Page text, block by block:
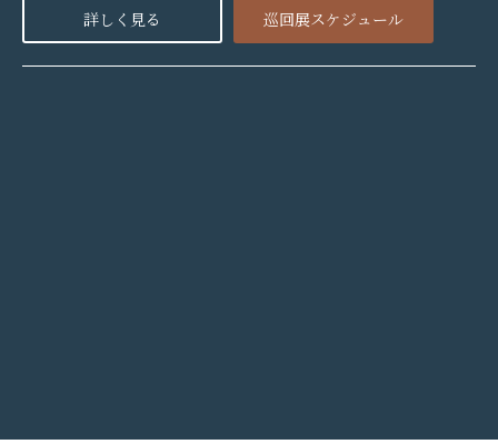
詳しく見る 巡回展スケジュール